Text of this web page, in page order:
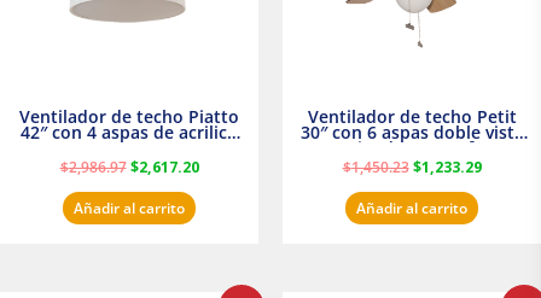
Ventilador de techo Piatto
42″ con 4 aspas de acrilico
transparente
$2,986.97 $2,617.20
Añadir al carrito
Ventilador de techo Petit
30″ con 6 aspas doble vista
Satinado Masterfan
$1,450.23 $1,233.29
Añadir al carrito